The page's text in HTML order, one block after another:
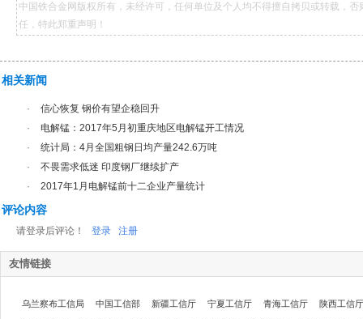
中国铁合金网版权所有，未经许可，任何单位及个人均不得擅自拷贝或转载，
任，特此郑重声明！
相关新闻
·
信心恢复 钢价有望企稳回升
·
电解锰：2017年5月初重庆地区电解锰开工情况
·
统计局：4月全国粗钢日均产量242.6万吨
·
不畏需求低迷 印度钢厂继续扩产
·
2017年1月电解锰前十二企业产量统计
评论内容
请登录后评论！ 登录 注册
友情链接
乌兰察布工信局 中国工信部 新疆工信厅 宁夏工信厅 青海工信厅 陕西工信厅